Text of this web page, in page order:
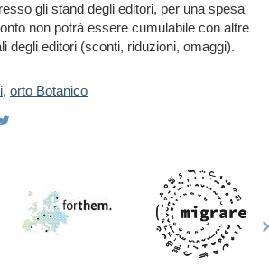
gli stand degli editori, per una spesa
non potrà essere cumulabile con altre
degli editori (sconti, riduzioni, omaggi).
, orto Botanico